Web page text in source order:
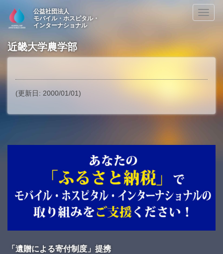
公益社団法人
モバイル・ホスピタル・
インターナショナル
近畿大学農学部
(更新日: 2000/01/01)
「遺贈による寄付制度」提携